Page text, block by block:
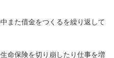
また借金をつくるを繰り返して
命保険を切り崩したり仕事を増